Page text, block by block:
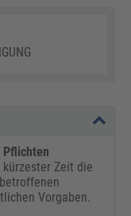
Pflichten
Zeit die
Vorgaben.